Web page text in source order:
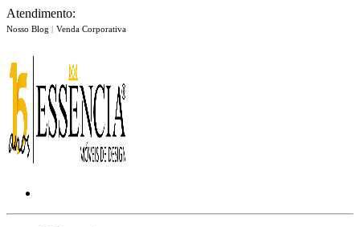
Atendimento:
Nosso Blog | Venda Corporativa